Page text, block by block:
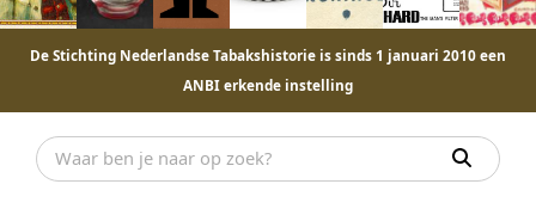
De Stichting Nederlandse Tabakshistorie is sinds 1 januari 2010 een
ANBI erkende instelling